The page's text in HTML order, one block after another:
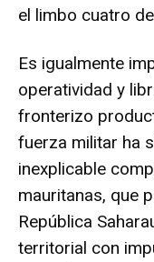
el limbo cuatro
Es igualmente
operatividad y
fronterizo
fuerza militar ha
inexplicable
mauritanas, que
República
territorial con